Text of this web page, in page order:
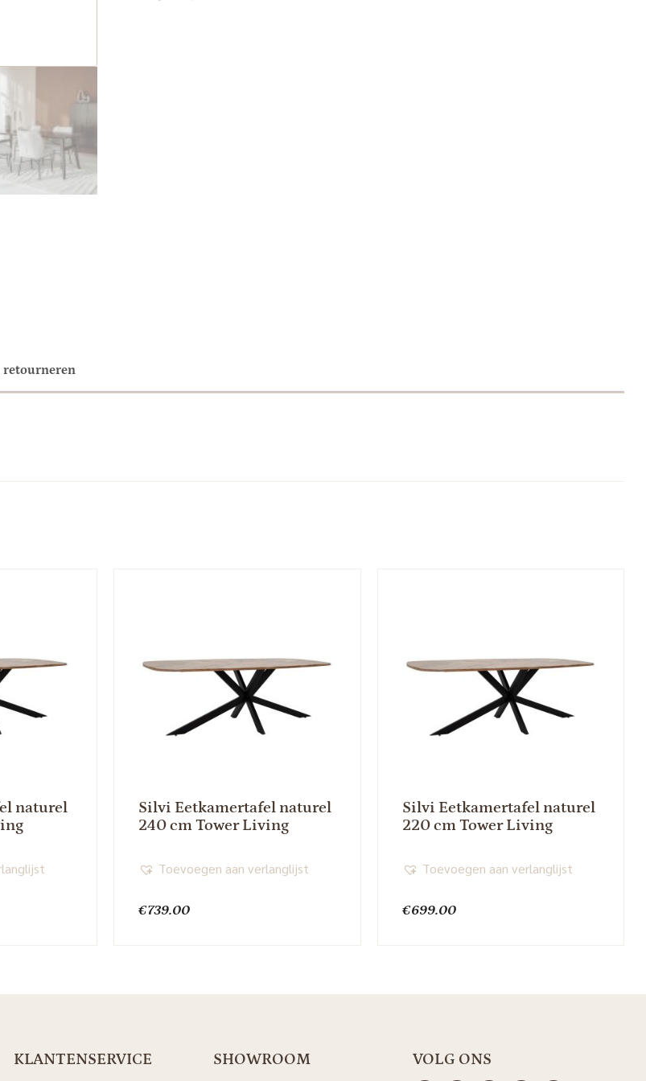
retourneren
naturel
Silvi Eetkamertafel naturel
240 cm Tower Living
€739.00
Toevoegen aan verlanglijst
Silvi Eetkamertafel naturel
220 cm Tower Living
€699.00
Toevoegen aan verlanglijst
KLANTENSERVICE SHOWROOM VOLG ONS